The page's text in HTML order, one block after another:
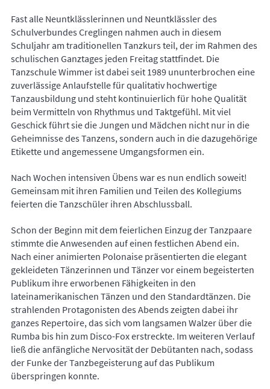
Fast alle Neuntklässlerinnen und Neuntklässler des
Schulverbundes Creglingen nahmen auch in diesem
Schuljahr am traditionellen Tanzkurs teil, der im Rahmen des
schulischen Ganztages jeden Freitag stattfindet. Die
Tanzschule Wimmer ist dabei seit 1989 ununterbrochen eine
zuverlässige Anlaufstelle für qualitativ hochwertige
Tanzausbildung und steht kontinuierlich für hohe Qualität
beim Vermitteln von Rhythmus und Taktgefühl. Mit viel
Geschick führt sie die Jungen und Mädchen nicht nur in die
Geheimnisse des Tanzens, sondern auch in die dazugehörige
Etikette und angemessene Umgangsformen ein.
Nach Wochen intensiven Übens war es nun endlich soweit!
Gemeinsam mit ihren Familien und Teilen des Kollegiums
feierten die Tanzschüler ihren Abschlussball.
Schon der Beginn mit dem feierlichen Einzug der Tanzpaare
stimmte die Anwesenden auf einen festlichen Abend ein.
Nach einer animierten Polonaise präsentierten die elegant
gekleideten Tänzerinnen und Tänzer vor einem begeisterten
Publikum ihre erworbenen Fähigkeiten in den
lateinamerikanischen Tänzen und den Standardtänzen. Die
strahlenden Protagonisten des Abends zeigten dabei ihr
ganzes Repertoire, das sich vom langsamen Walzer über die
Rumba bis hin zum Disco-Fox erstreckte. Im weiteren Verlauf
ließ die anfängliche Nervosität der Debütanten nach, sodass
der Funke der Tanzbegeisterung auf das Publikum
überspringen konnte.